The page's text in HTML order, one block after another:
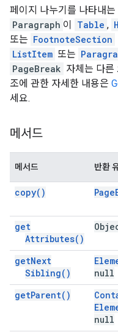
페이지 나누기를 나타내는
Paragraph 이 Table ,
또는 FootnoteSection
ListItem 또는
PageBreak 자체는 다른
조에 관한 자세한 내용은
세요.
메서드
메서드 반환
copy( ) Page
get
Attributes( )
getNext
Sibling( )
null
getParent( )
null